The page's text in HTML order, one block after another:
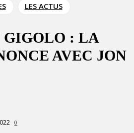
LES ACTUS
: LA
AVEC JON
0